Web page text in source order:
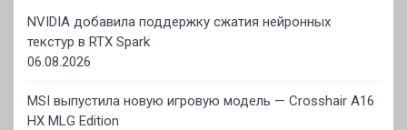
NVIDIA добавила поддержку сжатия нейронных
текстур в RTX Spark
06.08.2026
MSI выпустила новую игровую модель — Crosshair A16
HX MLG Edition